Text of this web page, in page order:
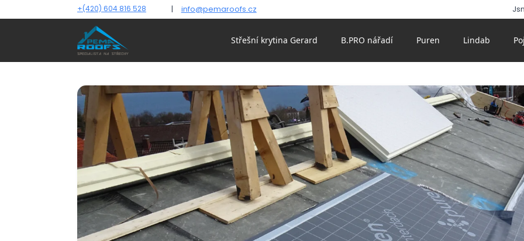
+(420) 604 816 528 | info@pemaroofs.cz
Střešní krytina Gerard B.PRO nářadí Puren Lindab